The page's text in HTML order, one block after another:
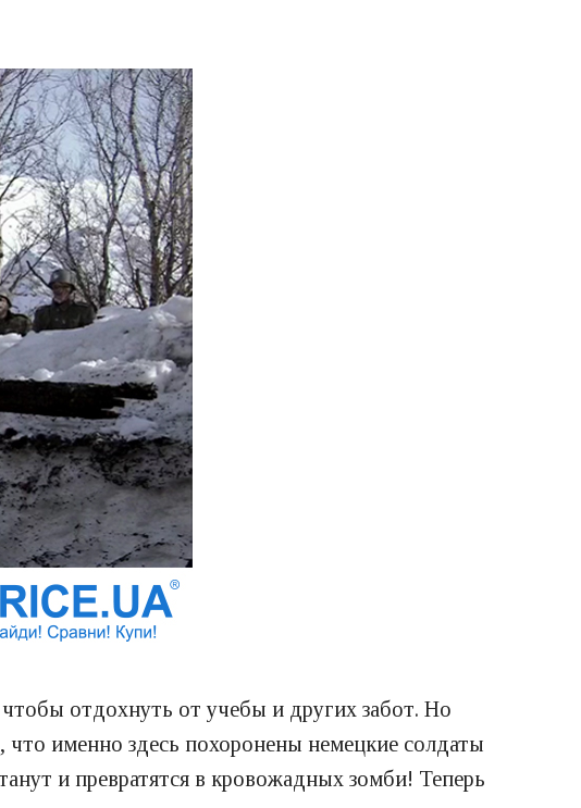
отдохнуть от учебы и других забот. Но
именно здесь похоронены немецкие солдаты
и превратятся в кровожадных зомби! Теперь